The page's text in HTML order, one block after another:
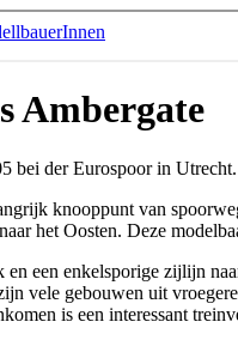
Ambergate
bei der Eurospoor in
knooppunt van
het Oosten. Deze
een enkelsporige zijlijn
vele gebouwen uit
is een interessant